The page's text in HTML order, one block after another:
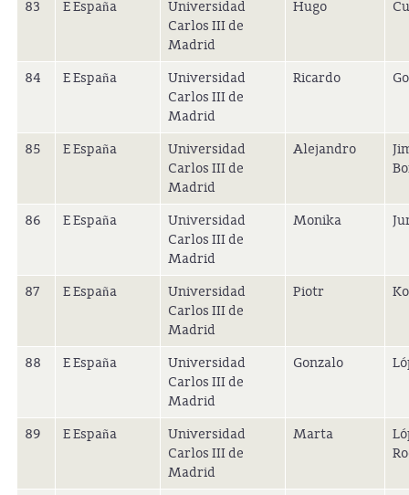
83 E España
Universidad
Carlos III de
Madrid
Hugo
84 E España
Universidad
Carlos III de
Madrid
Ricardo
85 E España
Universidad
Carlos III de
Madrid
Alejandro
86 E España
Universidad
Carlos III de
Madrid
Monika
87 E España
Universidad
Carlos III de
Madrid
Piotr
88 E España
Universidad
Carlos III de
Madrid
Gonzalo
89 E España
Universidad
Carlos III de
Madrid
Marta